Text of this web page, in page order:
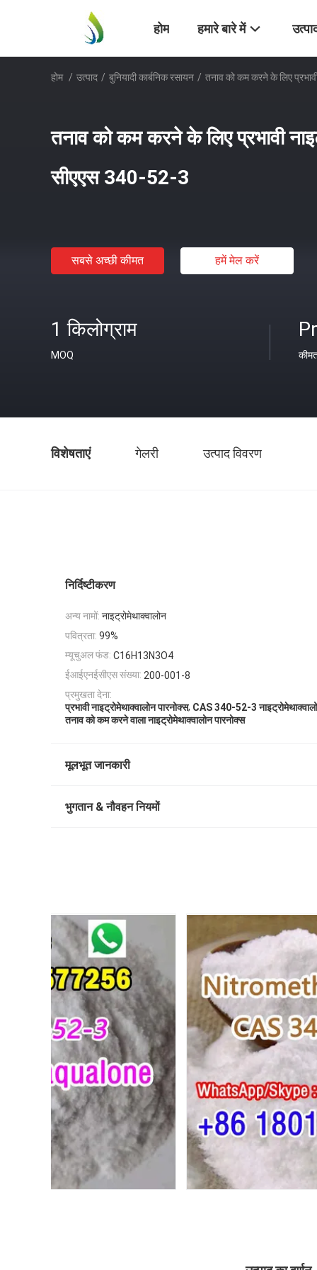
होम हमारे बारे में
होम / उत्पाद / बुनियादी कार्बनिक रसायन / तनाव को कम करने के लिए
तनाव को कम करने के लिए प्रभावी
सीएएस 340-52-3
सबसे अच्छी कीमत हमें मेल करें
1 किलोग्राम
MOQ
विशेषताएं गेलरी उत्पाद विवरण
निर्दिष्टीकरण
अन्य नामों: नाइट्रोमेथाक्वालोन
पवित्रता: 99%
म्यूचुअल फंड: C16H13N3O4
ईआईएनईसीएस संख्या: 200-001-8
प्रमुखता देना:
प्रभावी नाइट्रोमेथाक्वालोन पारनोक्स, CAS 340-52-3
तनाव को कम करने वाला नाइट्रोमेथाक्वालोन पारनोक्स
मूलभूत जानकारी
भुगतान & नौवहन नियमों